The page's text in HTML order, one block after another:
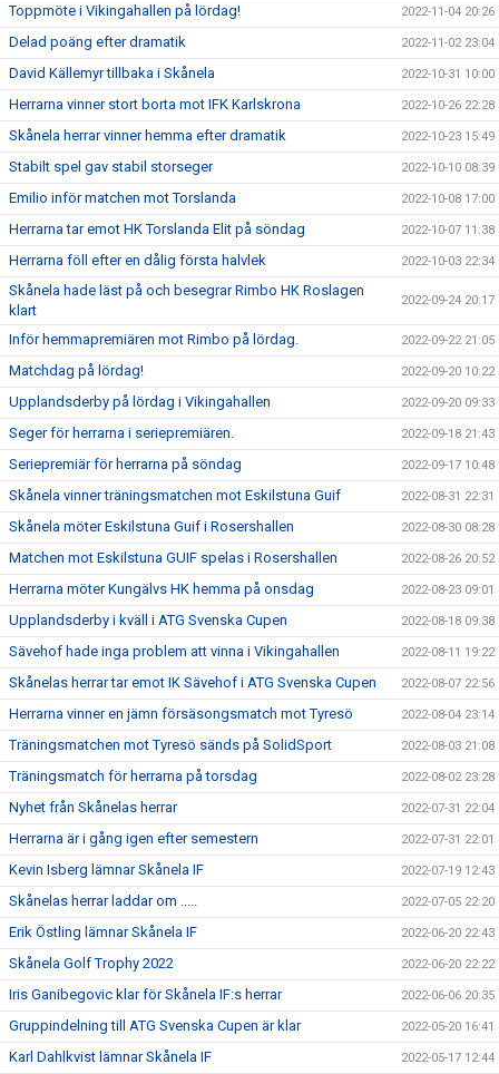
Toppmöte i Vikingahallen på lördag! 2022-11-04 20:26
Delad poäng efter dramatik 2022-11-02 23:04
David Källemyr tillbaka i Skånela 2022-10-31 10:00
Herrarna vinner stort borta mot IFK Karlskrona 2022-10-26 22:28
Skånela herrar vinner hemma efter dramatik 2022-10-23 15:49
Stabilt spel gav stabil storseger 2022-10-10 08:39
Emilio inför matchen mot Torslanda 2022-10-08 17:00
Herrarna tar emot HK Torslanda Elit på söndag 2022-10-07 11:38
Herrarna föll efter en dålig första halvlek 2022-10-03 22:34
Skånela hade läst på och besegrar Rimbo HK Roslagen
klart
2022-09-24 20:17
Inför hemmapremiären mot Rimbo på lördag. 2022-09-22 21:05
Matchdag på lördag! 2022-09-20 10:22
Upplandsderby på lördag i Vikingahallen 2022-09-20 09:33
Seger för herrarna i seriepremiären. 2022-09-18 21:43
Seriepremiär för herrarna på söndag 2022-09-17 10:48
Skånela vinner träningsmatchen mot Eskilstuna Guif 2022-08-31 22:31
Skånela möter Eskilstuna Guif i Rosershallen 2022-08-30 08:28
Matchen mot Eskilstuna GUIF spelas i Rosershallen 2022-08-26 20:52
Herrarna möter Kungälvs HK hemma på onsdag 2022-08-23 09:01
Upplandsderby i kväll i ATG Svenska Cupen 2022-08-18 09:38
Sävehof hade inga problem att vinna i Vikingahallen 2022-08-11 19:22
Skånelas herrar tar emot IK Sävehof i ATG Svenska Cupen 2022-08-07 22:56
Herrarna vinner en jämn försäsongsmatch mot Tyresö 2022-08-04 23:14
Träningsmatchen mot Tyresö sänds på SolidSport 2022-08-03 21:08
Träningsmatch för herrarna på torsdag 2022-08-02 23:28
Nyhet från Skånelas herrar 2022-07-31 22:04
Herrarna är i gång igen efter semestern 2022-07-31 22:01
Kevin Isberg lämnar Skånela IF 2022-07-19 12:43
Skånelas herrar laddar om ..... 2022-07-05 22:20
Erik Östling lämnar Skånela IF 2022-06-20 22:43
Skånela Golf Trophy 2022 2022-06-20 22:22
Iris Ganibegovic klar för Skånela IF:s herrar 2022-06-06 20:35
Gruppindelning till ATG Svenska Cupen är klar 2022-05-20 16:41
Karl Dahlkvist lämnar Skånela IF 2022-05-17 12:44